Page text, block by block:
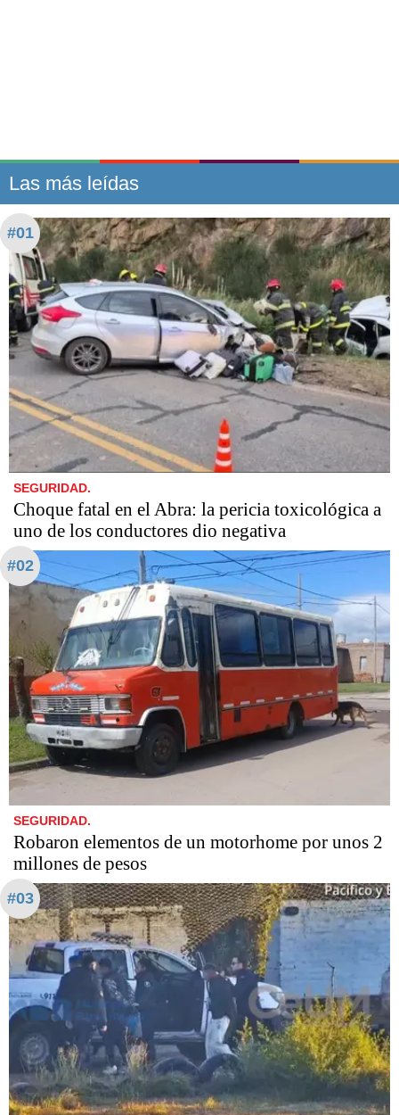
Las más leídas
#01
SEGURIDAD.
Choque fatal en el Abra: la pericia toxicológica a
uno de los conductores dio negativa
#02
SEGURIDAD.
Robaron elementos de un motorhome por unos 2
millones de pesos
#03